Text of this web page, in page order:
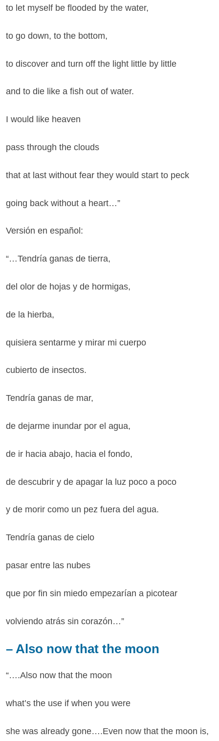
to let myself be flooded by the water,
to go down, to the bottom,
to discover and turn off the light little by little
and to die like a fish out of water.
I would like heaven
pass through the clouds
that at last without fear they would start to peck
going back without a heart…”
Versión en español:
“…Tendría ganas de tierra,
del olor de hojas y de hormigas,
de la hierba,
quisiera sentarme y mirar mi cuerpo
cubierto de insectos.
Tendría ganas de mar,
de dejarme inundar por el agua,
de ir hacia abajo, hacia el fondo,
de descubrir y de apagar la luz poco a poco
y de morir como un pez fuera del agua.
Tendría ganas de cielo
pasar entre las nubes
que por fin sin miedo empezarían a picotear
volviendo atrás sin corazón…”
– Also now that the moon
“….Also now that the moon
what’s the use if when you were
she was already gone….Even now that the moon is,